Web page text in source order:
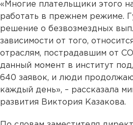
«Многие плательщики этого
работать в прежнем режиме.
решение о безвозмездных
зависимости от того,
отраслям, пострадавшим от
данный момент в институт
640 заявок, и люди
каждый день», – рассказала
развития Виктория Казакова.